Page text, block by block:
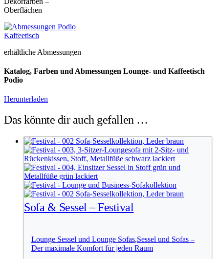
Oberflächen
erhältliche Abmessungen
Katalog, Farben und Abmessungen Lounge- und Kaffeetisch
Podio
Herunterladen
Das könnte dir auch gefallen …
Sofa & Sessel – Festival
Lounge Sessel und Lounge Sofas,Sessel und Sofas –
Der maximale Komfort für jeden Raum